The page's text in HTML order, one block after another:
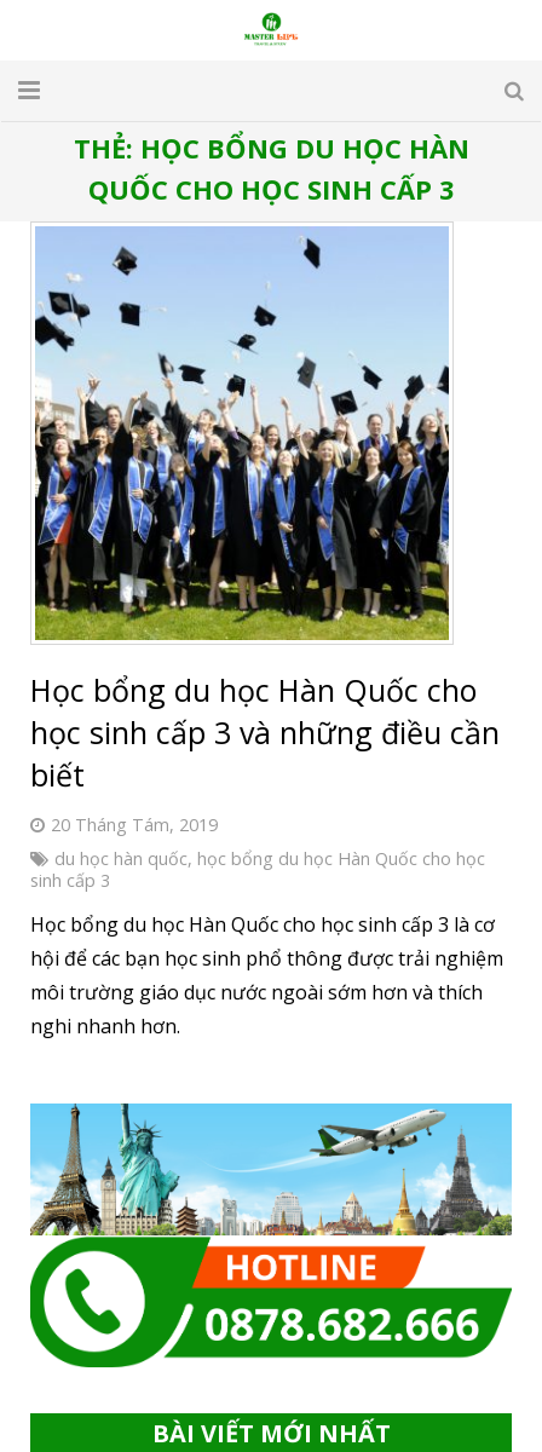
TRANG CHỦ
GIỚI THIỆU
DU HỌC
VISA
APARTMENT & HOTEL
TUYỂN DỤNG
LIÊN HỆ
THẺ: HỌC BỔNG DU HỌC HÀN
QUỐC CHO HỌC SINH CẤP 3
Học bổng du học Hàn Quốc cho
học sinh cấp 3 và những điều cần
biết
20 Tháng Tám, 2019
du học hàn quốc, học bổng du học Hàn Quốc cho học
sinh cấp 3
Học bổng du học Hàn Quốc cho học sinh cấp 3 là cơ
hội để các bạn học sinh phổ thông được trải nghiệm
môi trường giáo dục nước ngoài sớm hơn và thích
nghi nhanh hơn.
BÀI VIẾT MỚI NHẤT